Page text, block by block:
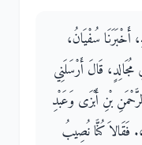
أَخْبَرَنَا سُفْيَانُ،
قَالَ أَرْسَلَنِي
بْنِ أَبْزَى وَعَبْدِ
فَقَالاَ كُنَّا نُصِيبُ